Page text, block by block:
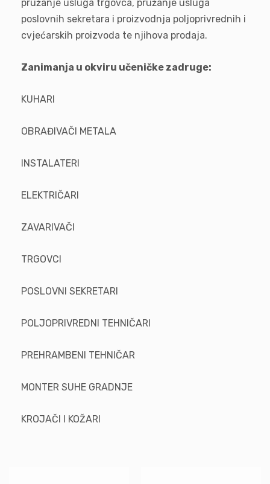
pružanje usluga trgovca, pružanje usluga
poslovnih sekretara i proizvodnja poljoprivrednih i
cvjećarskih proizvoda te njihova prodaja.
Zanimanja u okviru učeničke zadruge:
KUHARI
OBRAĐIVAČI METALA
INSTALATERI
ELEKTRIČARI
ZAVARIVAČI
TRGOVCI
POSLOVNI SEKRETARI
POLJOPRIVREDNI TEHNIČARI
PREHRAMBENI TEHNIČAR
MONTER SUHE GRADNJE
KROJAČI I KOŽARI